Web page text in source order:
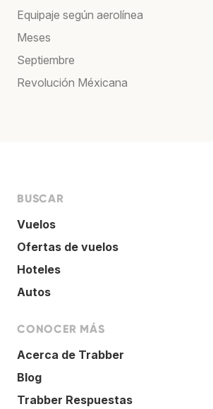
Equipaje según aerolínea
Meses
Septiembre
Revolución Méxicana
BUSCAR
Vuelos
Ofertas de vuelos
Hoteles
Autos
CONOCER MÁS
Acerca de Trabber
Blog
Trabber Respuestas